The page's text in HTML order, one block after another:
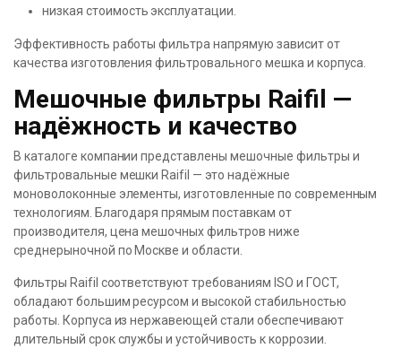
низкая стоимость эксплуатации.
Эффективность работы фильтра напрямую зависит от
качества изготовления фильтровального мешка и корпуса.
Мешочные фильтры Raifil —
надёжность и качество
В каталоге компании представлены мешочные фильтры и
фильтровальные мешки Raifil — это надёжные
моноволоконные элементы, изготовленные по современным
технологиям. Благодаря прямым поставкам от
производителя, цена мешочных фильтров ниже
среднерыночной по Москве и области.
Фильтры Raifil соответствуют требованиям ISO и ГОСТ,
обладают большим ресурсом и высокой стабильностью
работы. Корпуса из нержавеющей стали обеспечивают
длительный срок службы и устойчивость к коррозии.